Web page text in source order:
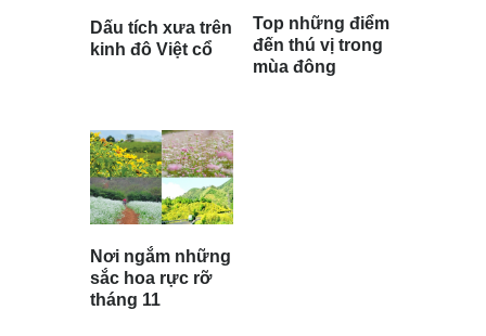
Dấu tích xưa trên
kinh đô Việt cổ
Top những điểm
đến thú vị trong
mùa đông
Nơi ngắm những
sắc hoa rực rỡ
tháng 11